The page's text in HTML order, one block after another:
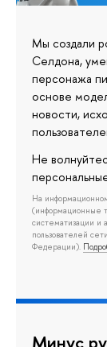
Мы создали
Селдона,
персонажа
основе
новости,
Не
На
(информационные
систематизации и
пользователей
Федерации).
Минус